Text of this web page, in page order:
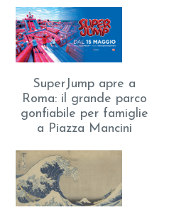
SuperJump apre a
Roma: il grande parco
gonfiabile per famiglie
a Piazza Mancini